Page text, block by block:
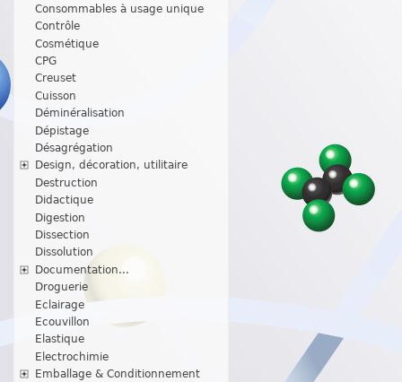
Consommables à usage unique
Contrôle
Cosmétique
CPG
Creuset
Cuisson
Déminéralisation
Dépistage
Désagrégation
Design, décoration, utilitaire
Destruction
Didactique
Digestion
Dissection
Dissolution
Documentation...
Droguerie
Eclairage
Ecouvillon
Elastique
Electrochimie
Emballage & Conditionnement